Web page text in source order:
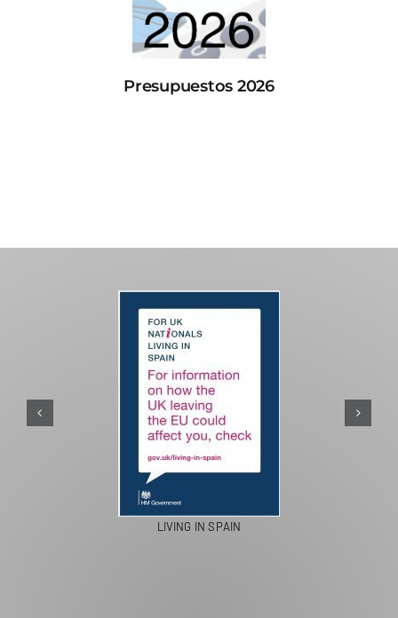
Presupuestos 2026
LIVING IN SPAIN